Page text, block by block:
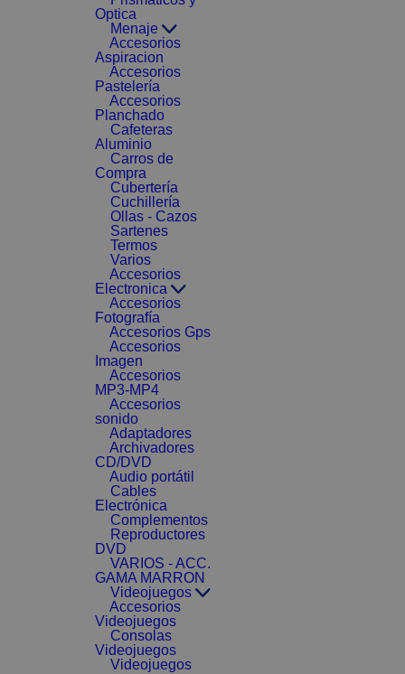
Optica
Menaje
Accesorios
Aspiracion
Accesorios
Pastelería
Accesorios
Planchado
Cafeteras
Aluminio
Carros de
Compra
Cubertería
Cuchillería
Ollas - Cazos
Sartenes
Termos
Varios
Accesorios
Electronica
Accesorios
Fotografía
Accesorios Gps
Accesorios
Imagen
Accesorios
MP3-MP4
Accesorios
sonido
Adaptadores
Archivadores
CD/DVD
Audio portátil
Cables
Electrónica
Complementos
Reproductores
DVD
VARIOS - ACC.
GAMA MARRON
Videojuegos
Accesorios
Videojuegos
Consolas
Videojuegos
Videojuegos